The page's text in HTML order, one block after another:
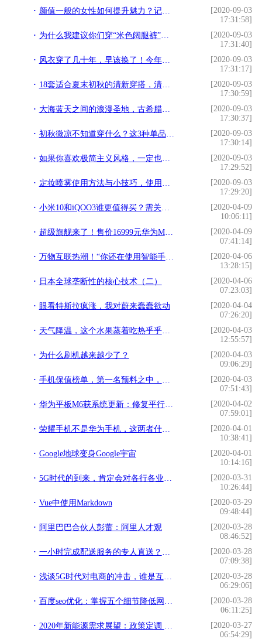
颜值一般的女性如何提升魅力？记住以下2个诀窍，气质优雅还时髦
[2020-09-03
17:31:58]
为什么我建议你们穿“米色阔腿裤”？它的百搭与优雅，超出你想象
[2020-09-03
17:31:40]
风衣穿了几十年，早该换了！今年来一件“衬衫外套”，时髦又百搭
[2020-09-03
17:31:17]
18套适合夏末初秋的清新穿搭，清爽甜美自带减龄效果，值得收藏
[2020-09-03
17:30:59]
大海蓝天之间的浪漫圣地，古希腊人对于服装有何讲究？
[2020-09-03
17:30:37]
初秋微凉不知道穿什么？这3种单品9套搭配，足够你时髦一整季
[2020-09-03
17:30:14]
如果你喜欢极简主义风格，一定也欣赏设计师 PETER DO
[2020-09-03
17:29:52]
定妆喷雾使用方法与小技巧，使用定妆喷雾要注意什么？
[2020-09-03
17:29:20]
小米10和iQOO3谁更值得买？需关注这四点，网友：答案一目了然
[2020-04-09
10:06:11]
超级旗舰来了！售价16999元华为MateXs已开启预约
[2020-04-09
07:41:14]
万物互联热潮！“你还在使用智能手机！那你已经OUT啦”
[2020-04-06
13:28:15]
日本全球垄断性的核心技术（二）
[2020-04-06
07:23:03]
眼看特斯拉疯涨，我对蔚来蠢蠢欲动
[2020-04-04
07:26:20]
天气降温，这个水果蒸着吃热乎乎的更美味，酸甜可口，还好消化
[2020-04-03
12:55:57]
为什么刷机越来越少了？
[2020-04-03
09:06:29]
手机保值榜单，第一名预料之中，而华为的表现让人失望
[2020-04-03
07:51:43]
华为平板M6获系统更新：修复平行视界模式BUG
[2020-04-02
07:59:01]
荣耀手机不是华为手机，这两者什么关系
[2020-04-01
10:38:41]
Google地球变身Google宇宙
[2020-04-01
10:14:16]
5G时代的到来，肯定会对各行各业产生巨大的影响
[2020-03-31
10:26:44]
Vue中使用Markdown
[2020-03-29
09:48:44]
阿里巴巴合伙人彭蕾：阿里人才观
[2020-03-28
08:46:52]
一小时完成配送服务的专人直送？论专注于跑腿配送的闪送平台
[2020-03-28
07:09:38]
浅谈5G时代对电商的冲击，谁是互联网下一个风口？
[2020-03-28
06:29:06]
百度seo优化：掌握五个细节降低网站跳出率
[2020-03-28
06:11:25]
2020年新能源需求展望：政策定调 高增可期
[2020-03-27
06:54:29]